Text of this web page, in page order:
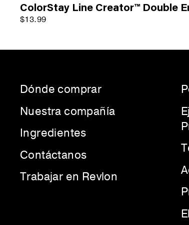
ColorStay Line Creator™ Double
$13.99
Dónde comprar
Nuestra compañía
Ingredientes
Contáctanos
Trabajar en Revlon